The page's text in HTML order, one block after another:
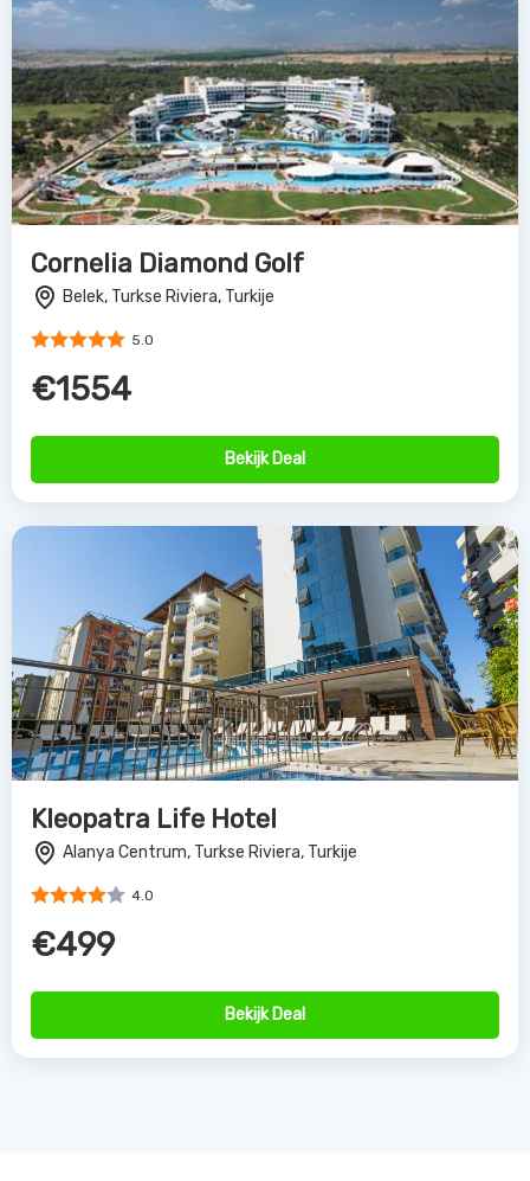
Cornelia Diamond Golf
Belek, Turkse Riviera, Turkije
5.0
€1554
Bekijk Deal
Kleopatra Life Hotel
Alanya Centrum, Turkse Riviera, Turkije
4.0
€499
Bekijk Deal